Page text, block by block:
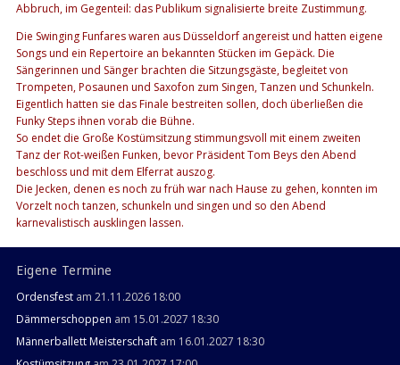
Abbruch, im Gegenteil: das Publikum signalisierte breite Zustimmung.
Die Swinging Funfares waren aus Düsseldorf angereist und hatten eigene
Songs und ein Repertoire an bekannten Stücken im Gepäck. Die
Sängerinnen und Sänger brachten die Sitzungsgäste, begleitet von
Trompeten, Posaunen und Saxofon zum Singen, Tanzen und Schunkeln.
Eigentlich hatten sie das Finale bestreiten sollen, doch überließen die
Funky Steps ihnen vorab die Bühne.
So endet die Große Kostümsitzung stimmungsvoll mit einem zweiten
Tanz der Rot-weißen Funken, bevor Präsident Tom Beys den Abend
beschloss und mit dem Elferrat auszog.
Die Jecken, denen es noch zu früh war nach Hause zu gehen, konnten im
Vorzelt noch tanzen, schunkeln und singen und so den Abend
karnevalistisch ausklingen lassen.
Eigene Termine
Ordensfest am 21.11.2026 18:00
Dämmerschoppen am 15.01.2027 18:30
Männerballett Meisterschaft am 16.01.2027 18:30